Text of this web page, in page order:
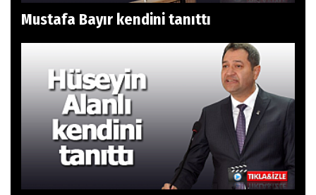
Mustafa Bayır kendini tanıttı